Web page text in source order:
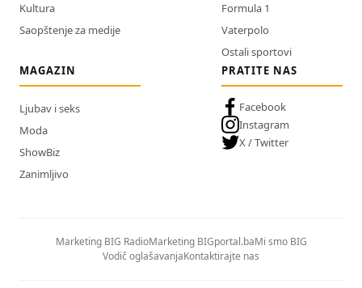
Kultura
Saopštenje za medije
Formula 1
Vaterpolo
Ostali sportovi
MAGAZIN
Ljubav i seks
Moda
ShowBiz
Zanimljivo
PRATITE NAS
Facebook
Instagram
X / Twitter
Marketing BIG RadioMarketing BIGportal.baMi smo BIG
Vodič oglašavanjaKontaktirajte nas